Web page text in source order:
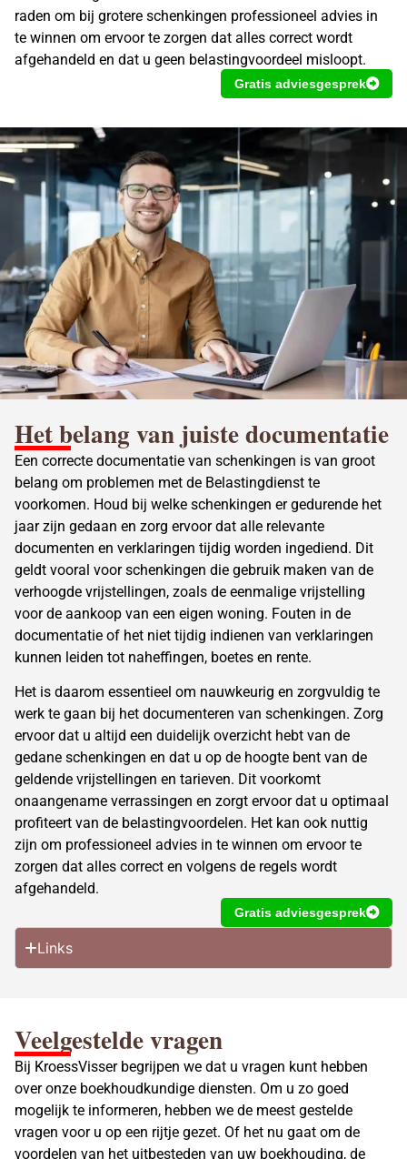
raden om bij grotere schenkingen professioneel advies in
te winnen om ervoor te zorgen dat alles correct wordt
afgehandeld en dat u geen belastingvoordeel misloopt.
Gratis adviesgesprek
Het belang van juiste documentatie
Een correcte documentatie van schenkingen is van groot
belang om problemen met de Belastingdienst te
voorkomen. Houd bij welke schenkingen er gedurende het
jaar zijn gedaan en zorg ervoor dat alle relevante
documenten en verklaringen tijdig worden ingediend. Dit
geldt vooral voor schenkingen die gebruik maken van de
verhoogde vrijstellingen, zoals de eenmalige vrijstelling
voor de aankoop van een eigen woning. Fouten in de
documentatie of het niet tijdig indienen van verklaringen
kunnen leiden tot naheffingen, boetes en rente.
Het is daarom essentieel om nauwkeurig en zorgvuldig te
werk te gaan bij het documenteren van schenkingen. Zorg
ervoor dat u altijd een duidelijk overzicht hebt van de
gedane schenkingen en dat u op de hoogte bent van de
geldende vrijstellingen en tarieven. Dit voorkomt
onaangename verrassingen en zorgt ervoor dat u optimaal
profiteert van de belastingvoordelen. Het kan ook nuttig
zijn om professioneel advies in te winnen om ervoor te
zorgen dat alles correct en volgens de regels wordt
afgehandeld.
Gratis adviesgesprek
Links
Veelgestelde vragen
Bij KroessVisser begrijpen we dat u vragen kunt hebben
over onze boekhoudkundige diensten. Om u zo goed
mogelijk te informeren, hebben we de meest gestelde
vragen voor u op een rijtje gezet. Of het nu gaat om de
voordelen van het uitbesteden van uw boekhouding, de